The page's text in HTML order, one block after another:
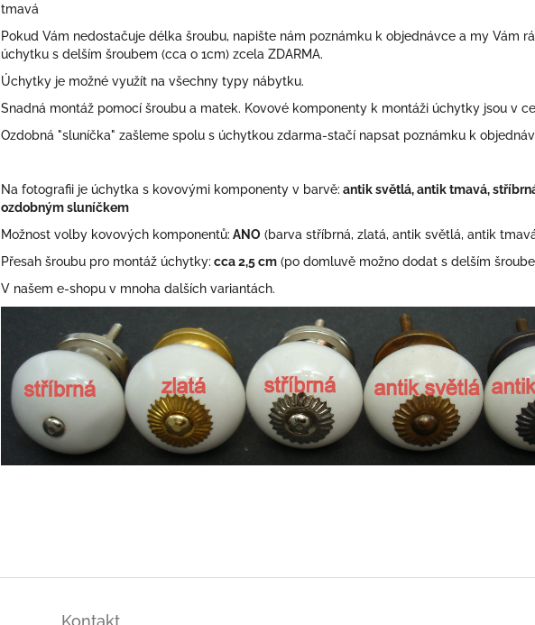
tmavá
Pokud Vám nedostačuje délka šroubu, napište nám poznámku k objednávce a my Vám
úchytku s delším šroubem (cca o 1cm) zcela ZDARMA.
Úchytky je možné využít na všechny typy nábytku.
Snadná montáž pomocí šroubu a matek. Kovové komponenty k montáži úchytky jsou v
Ozdobná "sluníčka" zašleme spolu s úchytkou zdarma-stačí napsat poznámku k
Na fotografii je úchytka s kovovými komponenty v barvě: antik světlá, antik tmavá,
ozdobným sluníčkem
Možnost volby kovových komponentů: ANO (barva stříbrná, zlatá, antik světlá, antik
Přesah šroubu pro montáž úchytky: cca 2,5 cm (po domluvě možno dodat s delším
V našem e-shopu v mnoha dalších variantách.